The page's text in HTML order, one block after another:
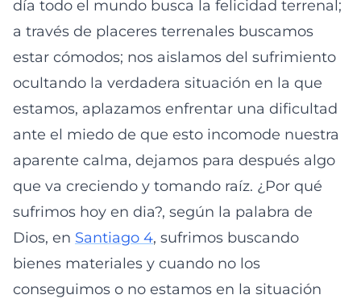
día todo el mundo busca la felicidad terrenal;
a través de placeres terrenales buscamos
estar cómodos; nos aislamos del sufrimiento
ocultando la verdadera situación en la que
estamos, aplazamos enfrentar una dificultad
ante el miedo de que esto incomode nuestra
aparente calma, dejamos para después algo
que va creciendo y tomando raíz. ¿Por qué
sufrimos hoy en dia?, según la palabra de
Dios, en Santiago 4, sufrimos buscando
bienes materiales y cuando no los
conseguimos o no estamos en la situación